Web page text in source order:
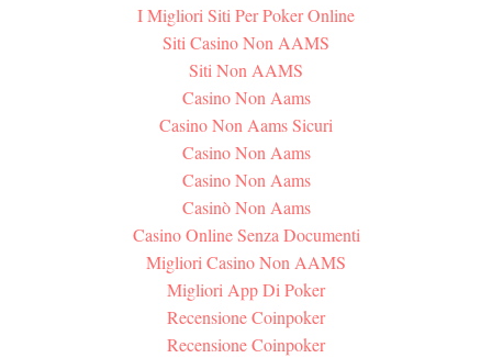
I Migliori Siti Per Poker Online
Siti Casino Non AAMS
Siti Non AAMS
Casino Non Aams
Casino Non Aams Sicuri
Casino Non Aams
Casino Non Aams
Casinò Non Aams
Casino Online Senza Documenti
Migliori Casino Non AAMS
Migliori App Di Poker
Recensione Coinpoker
Recensione Coinpoker